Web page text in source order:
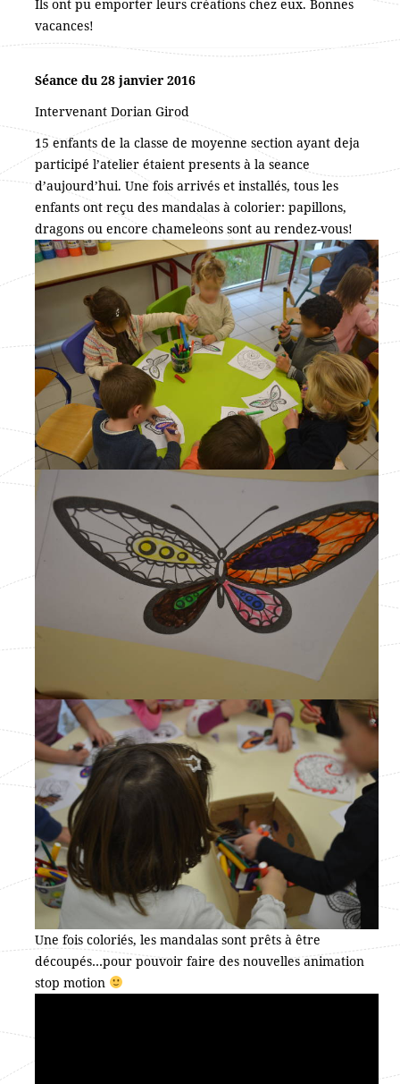
Ils ont pu emporter leurs créations chez eux. Bonnes
vacances!
Séance du 28 janvier 2016
Intervenant Dorian Girod
15 enfants de la classe de moyenne section ayant deja
participé l’atelier étaient presents à la seance
d’aujourd’hui. Une fois arrivés et installés, tous les
enfants ont reçu des mandalas à colorier: papillons,
dragons ou encore chameleons sont au rendez-vous!
Une fois coloriés, les mandalas sont prêts à être
découpés…pour pouvoir faire des nouvelles animation
stop motion